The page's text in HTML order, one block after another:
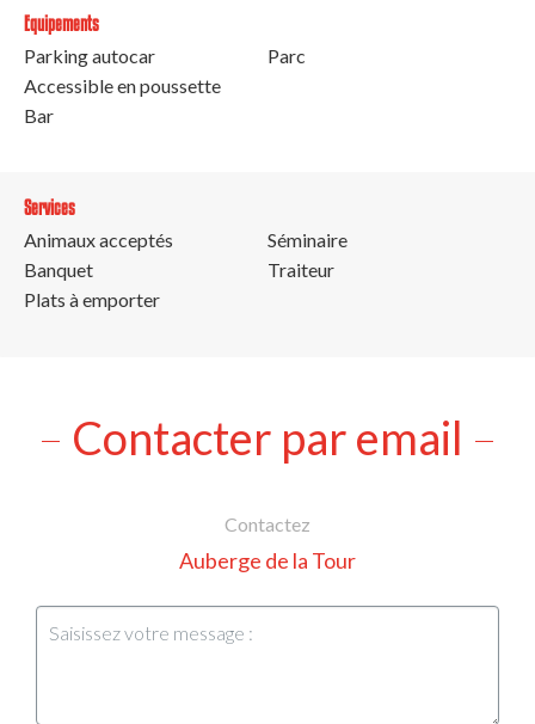
Equipements
Parking autocar
Accessible en poussette
Bar
Parc
Services
Animaux acceptés
Banquet
Plats à emporter
Séminaire
Traiteur
Contacter par email
Contactez
Auberge de la Tour